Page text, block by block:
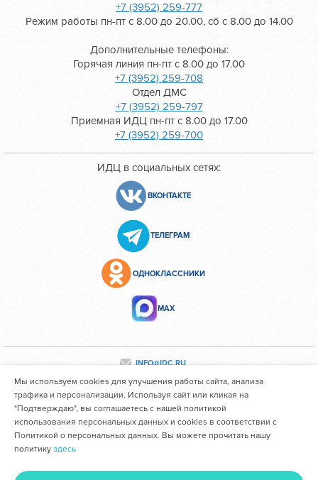
+7 (3952) 259-777
Режим работы пн-пт с 8.00 до 20.00, сб с 8.00 до 14.00
Дополнительные телефоны:
Горячая линия пн-пт с 8.00 до 17.00
+7 (3952) 259-708
Отдел ДМС
+7 (3952) 259-797
Приемная ИДЦ пн-пт с 8.00 до 17.00
+7 (3952) 259-700
ИДЦ в социальных сетях:
ВКОНТАКТЕ
ТЕЛЕГРАМ
ОДНОКЛАССНИКИ
МАХ
INFO@IDC.RU
Все персональные данные сотрудников размещены с их
согласия
Областное государственное автономное учреждение
здравоохранения "Иркутский областной клинический
Мы используем cookies для улучшения работы сайта, анализа
трафика и персонализации. Используя сайт или кликая на
"Подтверждаю", вы соглашаетесь с нашей политикой
использования персональных данных и cookies в соответствии с
Политикой о персональных данных. Вы можете прочитать нашу
политику здесь